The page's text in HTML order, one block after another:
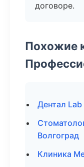
договоре.
Похожие
Дентал
Волгоград
Клиника